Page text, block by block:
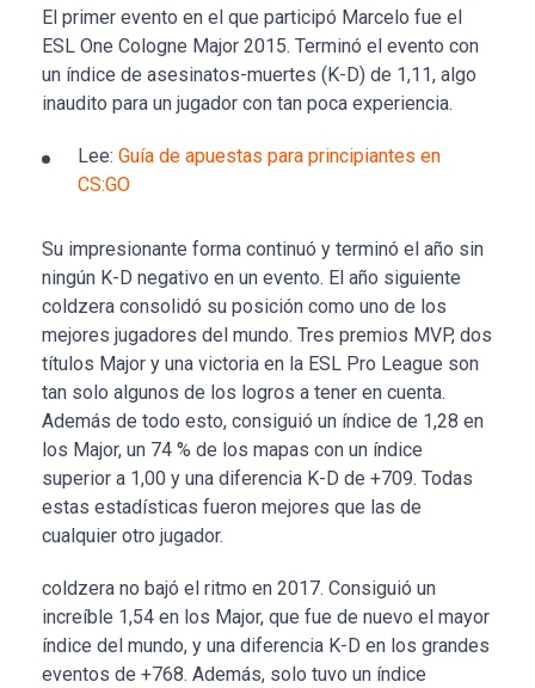
El primer evento en el que participó Marcelo fue el
ESL One Cologne Major 2015. Terminó el evento con
un índice de asesinatos-muertes (K-D) de 1,11, algo
inaudito para un jugador con tan poca experiencia.
Lee: Guía de apuestas para principiantes en
CS:GO
Su impresionante forma continuó y terminó el año sin
ningún K-D negativo en un evento. El año siguiente
coldzera consolidó su posición como uno de los
mejores jugadores del mundo. Tres premios MVP, dos
títulos Major y una victoria en la ESL Pro League son
tan solo algunos de los logros a tener en cuenta.
Además de todo esto, consiguió un índice de 1,28 en
los Major, un 74 % de los mapas con un índice
superior a 1,00 y una diferencia K-D de +709. Todas
estas estadísticas fueron mejores que las de
cualquier otro jugador.
coldzera no bajó el ritmo en 2017. Consiguió un
increíble 1,54 en los Major, que fue de nuevo el mayor
índice del mundo, y una diferencia K-D en los grandes
eventos de +768. Además, solo tuvo un índice